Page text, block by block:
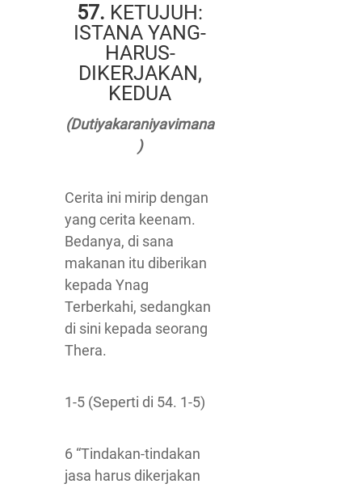
57. KETUJUH:
ISTANA YANG-
HARUS-
DIKERJAKAN,
KEDUA
(Dutiyakaraniyavimana
)
Cerita ini mirip dengan
yang cerita keenam.
Bedanya, di sana
makanan itu diberikan
kepada Ynag
Terberkahi, sedangkan
di sini kepada seorang
Thera.
1-5 (Seperti di 54. 1-5)
6 “Tindakan-tindakan
jasa harus dikerjakan